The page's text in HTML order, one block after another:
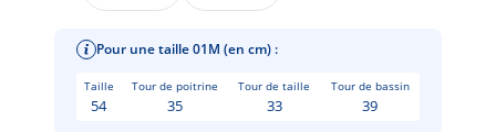
Pour une taille 01M (en cm) :
Taille Tour de poitrine Tour de taille Tour de bassin
54 35 33 39